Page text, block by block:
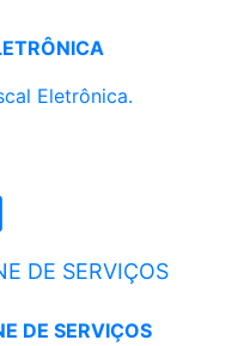
Eletrônica.
DE SERVIÇOS
DE SERVIÇOS